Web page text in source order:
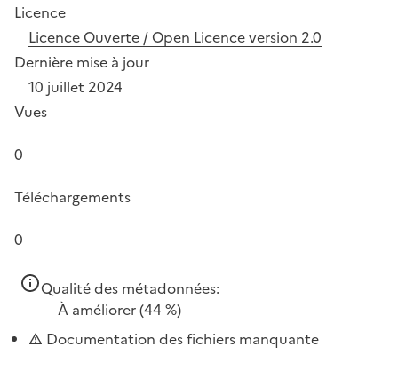
Licence
Licence Ouverte / Open Licence version 2.0
Dernière mise à jour
10 juillet 2024
Vues
0
Téléchargements
0
Qualité des métadonnées:
À améliorer(44 %)
Documentation des fichiers manquante